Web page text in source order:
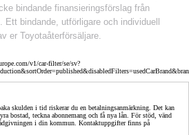
bindande finansieringsförslag från
bindande, utförligare och individuell
er Toyotaåterförsäljare.
v1/car-filter/se/sv?
skulden i tid riskerar du en betalningsanmärkning. Det kan
bostad, teckna abonnemang och få nya lån. För stöd, vänd
i din kommun. Kontaktuppgifter finns på